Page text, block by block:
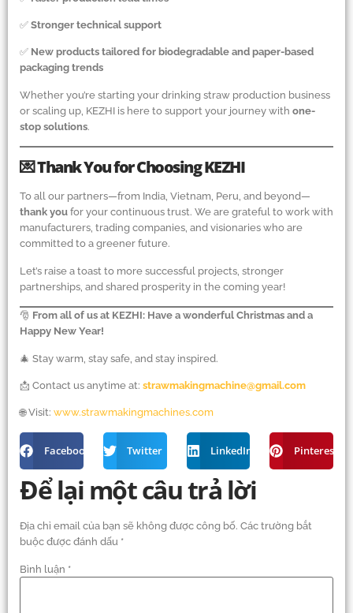
✅ Stronger technical support
✅ New products tailored for biodegradable and paper-based
packaging trends
Whether you’re starting your drinking straw production business
or scaling up, KEZHI is here to support your journey with one-
stop solutions.
💌 Thank You for Choosing KEZHI
To all our partners—from India, Vietnam, Peru, and beyond—
thank you for your continuous trust. We are grateful to work with
manufacturers, trading companies, and visionaries who are
committed to a greener future.
Let’s raise a toast to more successful projects, stronger
partnerships, and shared prosperity in the coming year!
🎅 From all of us at KEZHI: Have a wonderful Christmas and a
Happy New Year!
🎄 Stay warm, stay safe, and stay inspired.
📩 Contact us anytime at: strawmakingmachine@gmail.com
🌐 Visit: www.strawmakingmachines.com
Facebook Twitter LinkedIn Pinterest
Để lại một câu trả lời
Địa chỉ email của bạn sẽ không được công bố. Các trường bắt
buộc được đánh dấu *
Bình luận *